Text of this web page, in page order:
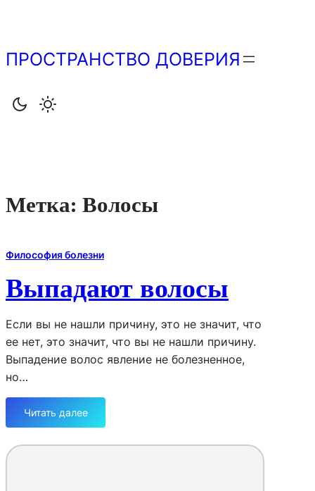
содержимому
ПРОСТРАНСТВО ДОВЕРИЯ
Метка: Волосы
Философия болезни
Выпадают волосы
Если вы не нашли причину, это не значит, что
ее нет, это значит, что вы не нашли причину.
Выпадение волос явление не болезненное,
но…
Читать далее
:
ы